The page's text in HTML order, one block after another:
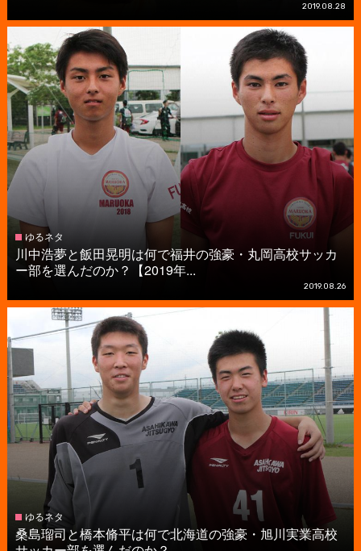
2019.08.28
ゆるネタ
川中浩夢と飯田晃明は何で福井の強豪・丸岡高校サッカ
ー部を選んだのか？【2019年...
2019.08.26
ゆるネタ
桑島瑠司と橋本脩平は何で北海道の強豪・旭川実業高校